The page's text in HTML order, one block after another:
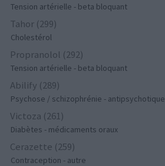
Tension artérielle - beta bloquant
Tahor (299)
Cholestérol
Propranolol (292)
Tension artérielle - beta bloquant
Abilify (289)
Psychose / schizophrénie - antipsychotique
Victoza (261)
Diabètes - médicaments oraux
Cerazette (259)
Contraception - autre